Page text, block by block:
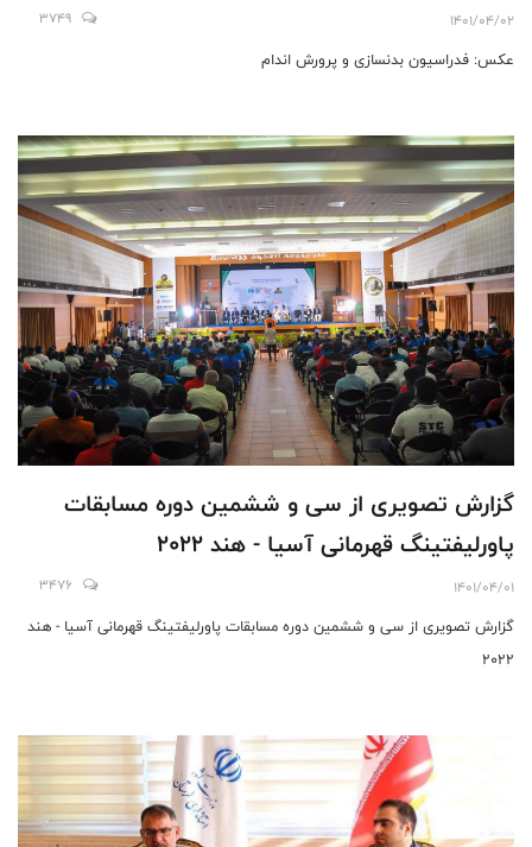
1401/04/02
3749
عكس: فدراسيون بدنسازى و پرورش اندام
گزارش تصویری از سی و ششمین دوره مسابقات
پاورلیفتینگ قهرمانی آسیا - هند 2022
1401/04/01
3476
گزارش تصویری از سی و ششمین دوره مسابقات پاورلیفتینگ قهرمانی آسیا - هند
2022